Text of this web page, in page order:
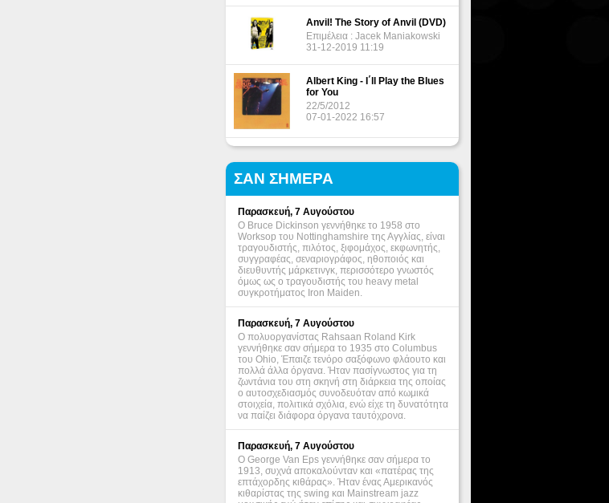
Anvil! The Story of Anvil (DVD)
Επιμέλεια : Jacek Maniakowski
31-12-2019 11:19
Albert King - I΄ll Play the Blues
for You
22/5/2012
07-01-2022 16:57
ΣΑΝ ΣΗΜΕΡΑ
Παρασκευή, 7 Αυγούστου
Ο Bruce Dickinson γεννήθηκε το 1958 στο
Worksop του Nottinghamshire της Αγγλίας, είναι
τραγουδιστής, πιλότος, ξιφομάχος, εκφωνητής,
συγγραφέας, σεναριογράφος, ηθοποιός και
διευθυντής μάρκετινγκ, περισσότερο γνωστός
όμως ως ο τραγουδιστής του heavy metal
συγκροτήματος Iron Maiden.
Παρασκευή, 7 Αυγούστου
Ο πολυοργανίστας Rahsaan Roland Kirk
γεννήθηκε σαν σήμερα το 1935 στο Columbus
του Ohio, Έπαιζε τενόρο σαξόφωνο φλάουτο και
πολλά άλλα όργανα. Ήταν πασίγνωστος για τη
ζωντάνια του στη σκηνή στη διάρκεια της οποίας
ο αυτοσχεδιασμός συνοδευόταν από κωμικά
στοιχεία, πολιτικά σχόλια, ενώ είχε τη δυνατότητα
να παίζει διάφορα όργανα ταυτόχρονα.
Παρασκευή, 7 Αυγούστου
Ο George Van Eps γεννήθηκε σαν σήμερα το
1913, συχνά αποκαλούνταν και «πατέρας της
επτάχορδης κιθάρας». Ήταν ένας Αμερικανός
κιθαρίστας της swing και Mainstream jazz